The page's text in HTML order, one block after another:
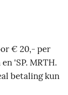
€ 20,- per
'SP. MRTH.
betaling kun